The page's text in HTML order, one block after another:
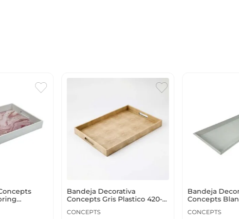
Bandeja Decorativa
Concepts Gris Plastico 420-
CONCEPTS
Bandeja
Concepts
CONCEPTS